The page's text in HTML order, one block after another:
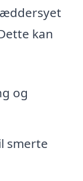
kan
og
smerte